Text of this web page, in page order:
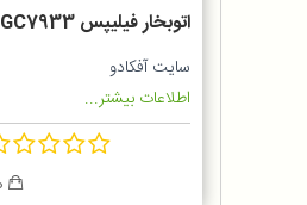
اتوبخار فیلیپس GC7933
سایت آفکادو
اطلاعات بیشتر...